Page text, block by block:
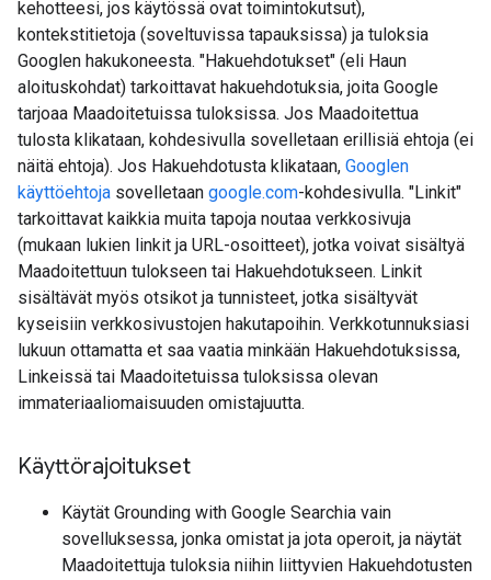
kehotteesi, jos käytössä ovat toimintokutsut),
kontekstitietoja (soveltuvissa tapauksissa) ja tuloksia
Googlen hakukoneesta. "Hakuehdotukset" (eli Haun
aloituskohdat) tarkoittavat hakuehdotuksia, joita Google
tarjoaa Maadoitetuissa tuloksissa. Jos Maadoitettua
tulosta klikataan, kohdesivulla sovelletaan erillisiä ehtoja (ei
näitä ehtoja). Jos Hakuehdotusta klikataan, Googlen
käyttöehtoja sovelletaan google.com-kohdesivulla. "Linkit"
tarkoittavat kaikkia muita tapoja noutaa verkkosivuja
(mukaan lukien linkit ja URL-osoitteet), jotka voivat sisältyä
Maadoitettuun tulokseen tai Hakuehdotukseen. Linkit
sisältävät myös otsikot ja tunnisteet, jotka sisältyvät
kyseisiin verkkosivustojen hakutapoihin. Verkkotunnuksiasi
lukuun ottamatta et saa vaatia minkään Hakuehdotuksissa,
Linkeissä tai Maadoitetuissa tuloksissa olevan
immateriaaliomaisuuden omistajuutta.
Käyttörajoitukset
Käytät Grounding with Google Searchia vain
sovelluksessa, jonka omistat ja jota operoit, ja näytät
Maadoitettuja tuloksia niihin liittyvien Hakuehdotusten